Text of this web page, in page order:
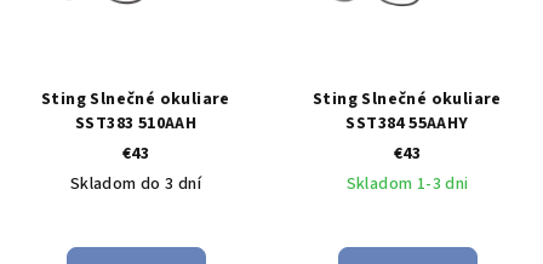
Sting Slnečné okuliare
SST383 510AAH
€43
Skladom do 3 dní
Sting Slnečné okuliare
SST384 55AAHY
€43
Skladom 1-3 dni